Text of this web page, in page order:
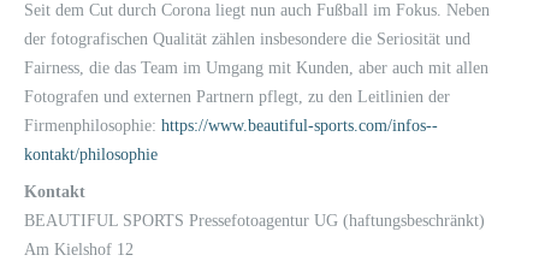
Seit dem Cut durch Corona liegt nun auch Fußball im Fokus. Neben
der fotografischen Qualität zählen insbesondere die Seriosität und
Fairness, die das Team im Umgang mit Kunden, aber auch mit allen
Fotografen und externen Partnern pflegt, zu den Leitlinien der
Firmenphilosophie: https://www.beautiful-sports.com/infos--
kontakt/philosophie
Kontakt
BEAUTIFUL SPORTS Pressefotoagentur UG (haftungsbeschränkt)
Am Kielshof 12